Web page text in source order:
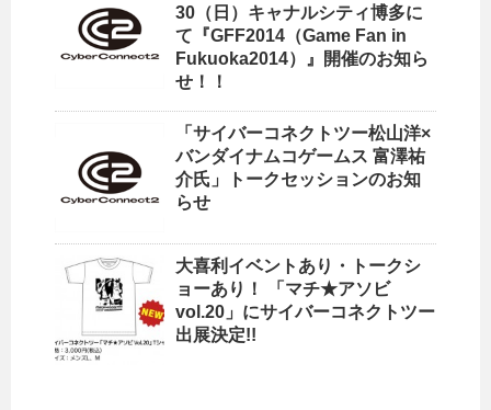
30（日）キャナルシティ博多に
て『GFF2014（Game Fan in
Fukuoka2014）』開催のお知ら
せ！！
「サイバーコネクトツー松山洋×
バンダイナムコゲームス 富澤祐
介氏」トークセッションのお知
らせ
大喜利イベントあり・トークシ
ョーあり！ 「マチ★アソビ
vol.20」にサイバーコネクトツー
出展決定!!